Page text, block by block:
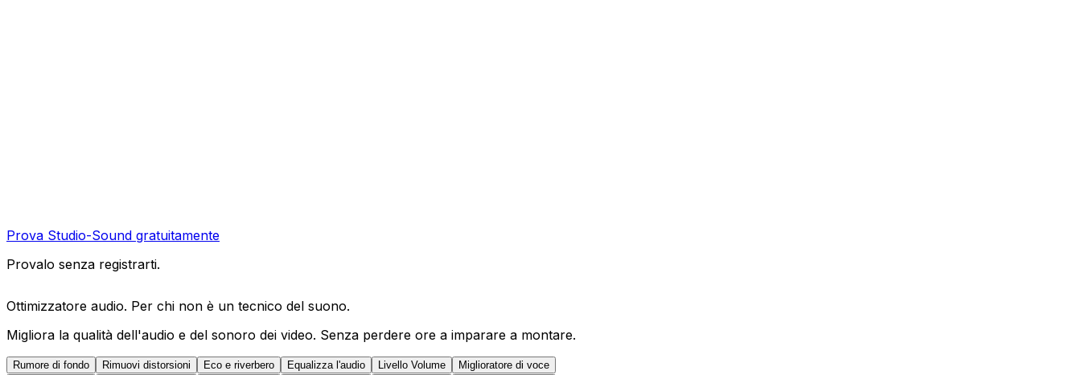
Prova Studio-Sound gratuitamente
Provalo senza registrarti.
Ottimizzatore audio. Per chi non è un tecnico del suono.
Migliora la qualità dell'audio e del sonoro dei video. Senza perdere ore a imparare a montare.
Rumore di fondo Rimuovi distorsioni Eco e riverbero Equalizza l'audio Livello Volume
Miglioratore di voce